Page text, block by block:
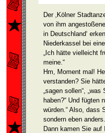
Der ‚Kölner
von ihm
in Deutschland‘
Niederkassel bei
„Ich hätte vielleicht
meine.“
Hm, Moment mal!
verstanden? Sie
„sagen sollen“,
haben?“ Und fügten
würden.“ Also, dass
sondern eben anders.
Dann kamen Sie auf